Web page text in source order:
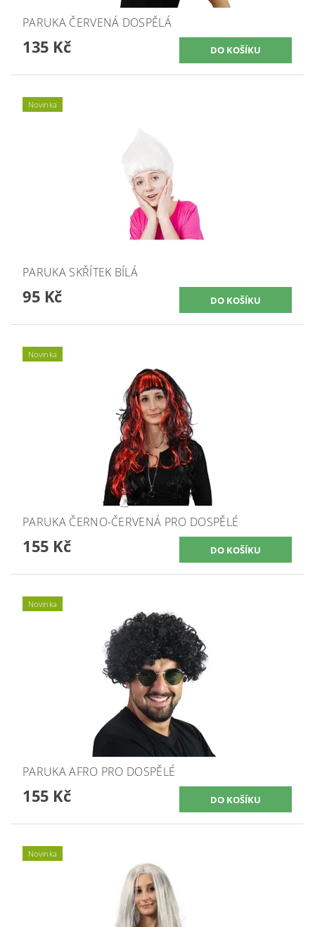
PARUKA ČERVENÁ DOSPĚLÁ
135 Kč
Novinka
PARUKA SKŘÍTEK BÍLÁ
95 Kč
Novinka
PARUKA ČERNO-ČERVENÁ PRO DOSPĚLÉ
155 Kč
Novinka
PARUKA AFRO PRO DOSPĚLÉ
155 Kč
Novinka